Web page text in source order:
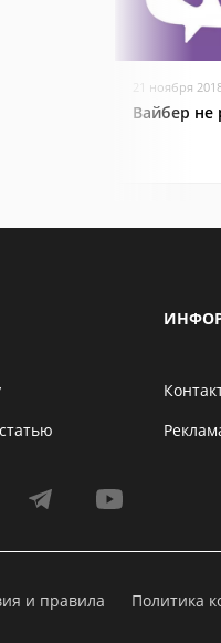
21 ноября
Вайбер не
и правила Политика